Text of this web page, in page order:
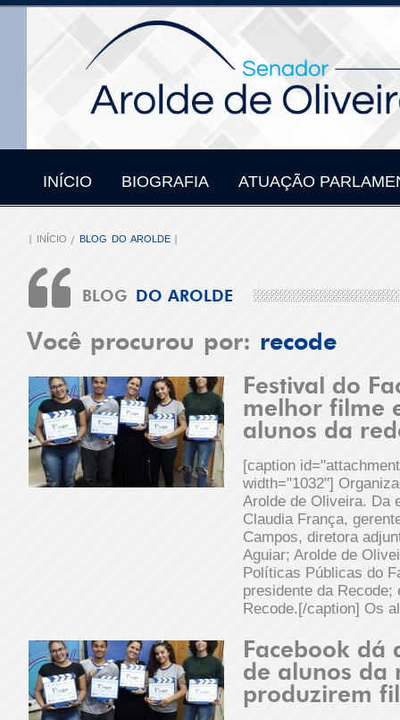
INÍCIO BIOGRAFIA ATUAÇÃO
INÍCIO BLOG DO AROLDE
BLOG DO AROLDE
Você procurou por: recode
Festival do
melhor filme
alunos da
[caption
width="1032"]
Arolde de Oliveira. Da
Claudia França,
Campos, diretora
Aguiar; Arolde de
Políticas Públicas do
presidente da
Recode.[/caption] Os
Facebook dá
de alunos da
produzirem